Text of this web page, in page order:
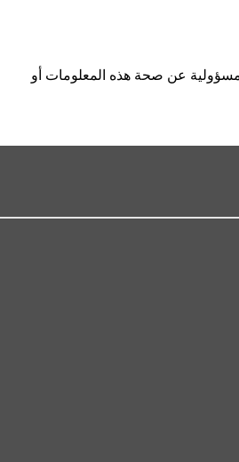
مسؤولية عن صحة هذه المعلومات أو